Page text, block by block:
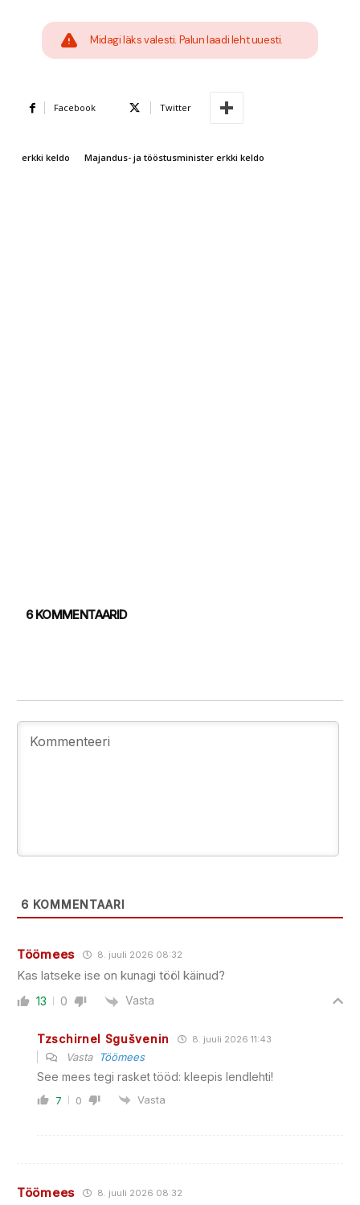
Midagi läks valesti. Palun laadi leht uuesti.
Facebook Twitter
erkki keldo Majandus- ja tööstusminister erkki keldo
6 KOMMENTAARID
6 KOMMENTAARI
Töömees 8. juuli 2026 08:32
Kas latseke ise on kunagi tööl käinud?
13 0 Vasta
Tzschirnel Sgušvenin 8. juuli 2026 11:43
Vasta Töömees
See mees tegi rasket tööd: kleepis lendlehti!
7 0 Vasta
Töömees 8. juuli 2026 08:32